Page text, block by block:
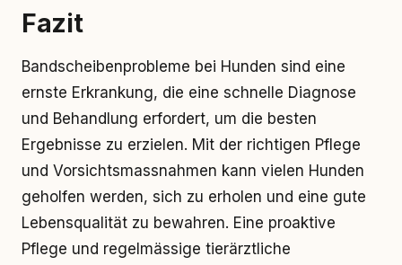
Fazit
Bandscheibenprobleme bei Hunden sind eine
ernste Erkrankung, die eine schnelle Diagnose
und Behandlung erfordert, um die besten
Ergebnisse zu erzielen. Mit der richtigen Pflege
und Vorsichtsmassnahmen kann vielen Hunden
geholfen werden, sich zu erholen und eine gute
Lebensqualität zu bewahren. Eine proaktive
Pflege und regelmässige tierärztliche